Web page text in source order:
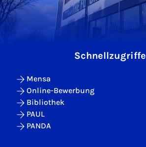
Schnellzugriffe
Mensa
Online-Bewerbung
Bibliothek
PAUL
PANDA